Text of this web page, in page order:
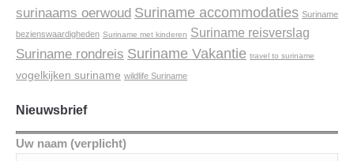
surinaams oerwoud Suriname accommodaties Suriname
bezienswaardigheden Suriname met kinderen Suriname reisverslag
Suriname rondreis Suriname Vakantie travel to suriname
vogelkijken suriname wildlife Suriname
Nieuwsbrief
Uw naam (verplicht)